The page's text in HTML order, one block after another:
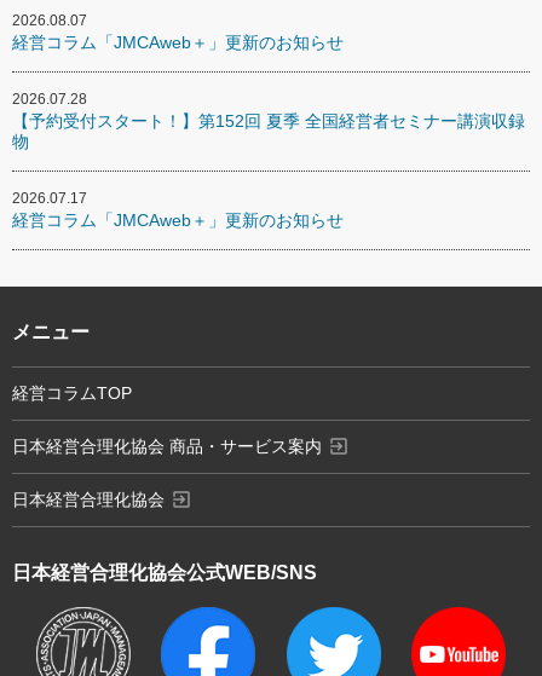
2026.08.07
経営コラム「JMCAweb＋」更新のお知らせ
2026.07.28
【予約受付スタート！】第152回 夏季 全国経営者セミナー講演収録
物
2026.07.17
経営コラム「JMCAweb＋」更新のお知らせ
日本経営合理化協会公式WEB/SNS
メニュー
経営コラムTOP
日本経営合理化協会 商品・サービス案内 exit_to_app
日本経営合理化協会 exit_to_app